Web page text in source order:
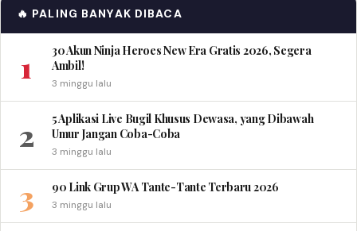
🔥 PALING BANYAK DIBACA
1
30 Akun Ninja Heroes New Era Gratis 2026, Segera
Ambil!
3 minggu lalu
2
5 Aplikasi Live Bugil Khusus Dewasa, yang Dibawah
Umur Jangan Coba-Coba
3 minggu lalu
3 90 Link Grup WA Tante-Tante Terbaru 2026
3 minggu lalu